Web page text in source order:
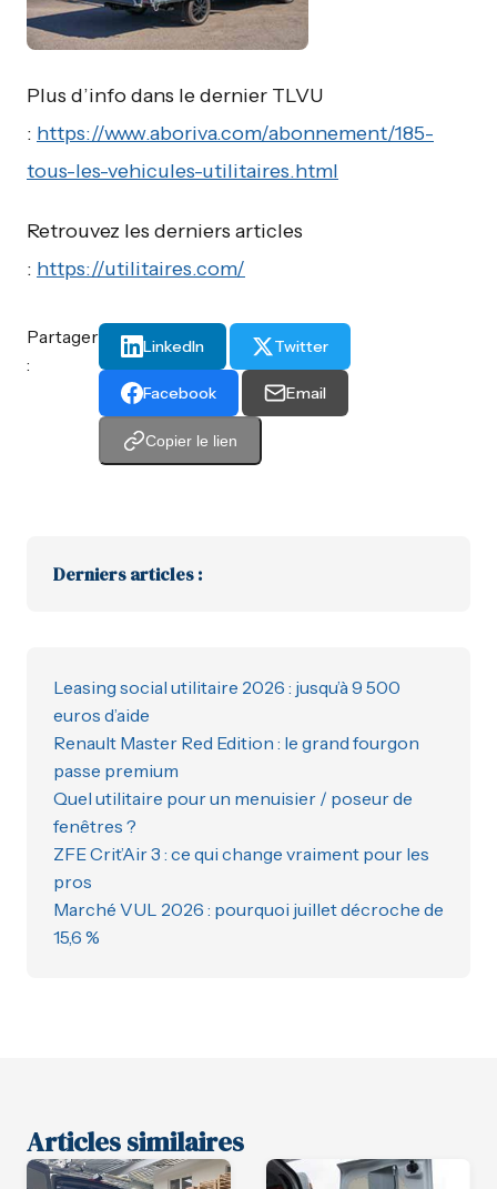
Plus d’info dans le dernier TLVU
: https://www.aboriva.com/abonnement/185-
tous-les-vehicules-utilitaires.html
Retrouvez les derniers articles
: https://utilitaires.com/
Partager
:
LinkedIn Twitter
Facebook Email
Copier le lien
Derniers articles :
Leasing social utilitaire 2026 : jusqu’à 9 500
euros d’aide
Renault Master Red Edition : le grand fourgon
passe premium
Quel utilitaire pour un menuisier / poseur de
fenêtres ?
ZFE Crit’Air 3 : ce qui change vraiment pour les
pros
Marché VUL 2026 : pourquoi juillet décroche de
15,6 %
Articles similaires